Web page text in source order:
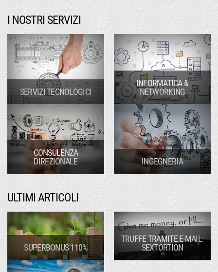
I NOSTRI SERVIZI
SERVIZI TECNOLOGICI
INFORMATICA &
NETWORKING
CONSULENZA
DIREZIONALE
INGEGNERIA
ULTIMI ARTICOLI
SUPERBONUS 110%
TRUFFE TRAMITE E-MAIL:
SEXTORTION